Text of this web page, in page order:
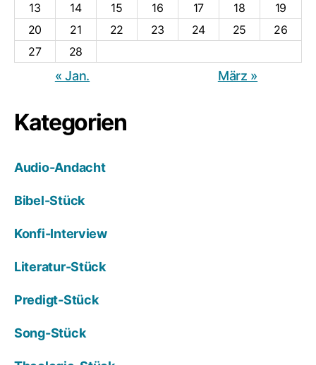
13
14 15 16 17 18
19
20
21 22 23 24 25
26
27
28
« Jan. März »
Kategorien
Audio-Andacht
Bibel-Stück
Konfi-Interview
Literatur-Stück
Predigt-Stück
Song-Stück